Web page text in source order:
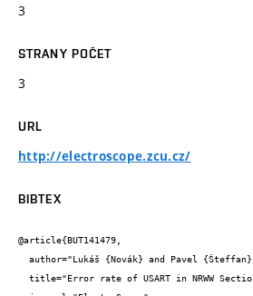
3
STRANY POČET
3
URL
http://electroscope.zcu.cz/
BIBTEX
@article{BUT141479,